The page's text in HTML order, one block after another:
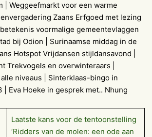
| Weggeefmarkt voor een warme
Zaans Erfgoed met lezing
voormalige gemeentevlaggen
bij Odion | Surinaamse middag in de
Hotspot Vrijdansen stijldansavond |
Trekvogels en overwinteraars |
niveaus | Sinterklaas-bingo in
Eva Hoeke in gesprek met.. Nhung
Laatste kans voor de tentoonstelling
‘Ridders van de molen: een ode aan